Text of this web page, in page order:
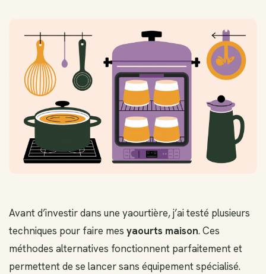
Avant d’investir dans une yaourtière, j’ai testé plusieurs
techniques pour faire mes yaourts maison. Ces
méthodes alternatives fonctionnent parfaitement et
permettent de se lancer sans équipement spécialisé.